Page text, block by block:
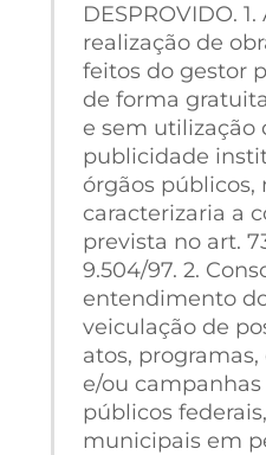
DESPROVIDO.
realização de
feitos do gestor
de forma
e sem utilização
publicidade
órgãos públicos,
caracterizaria a
prevista no art.
9.504/97. 2.
entendimento do
veiculação de
atos, programas,
e/ou
públicos
municipais em